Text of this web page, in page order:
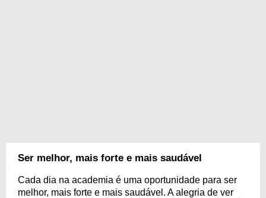
Ser melhor, mais forte e mais saudável
Cada dia na academia é uma oportunidade para ser
melhor, mais forte e mais saudável. A alegria de ver